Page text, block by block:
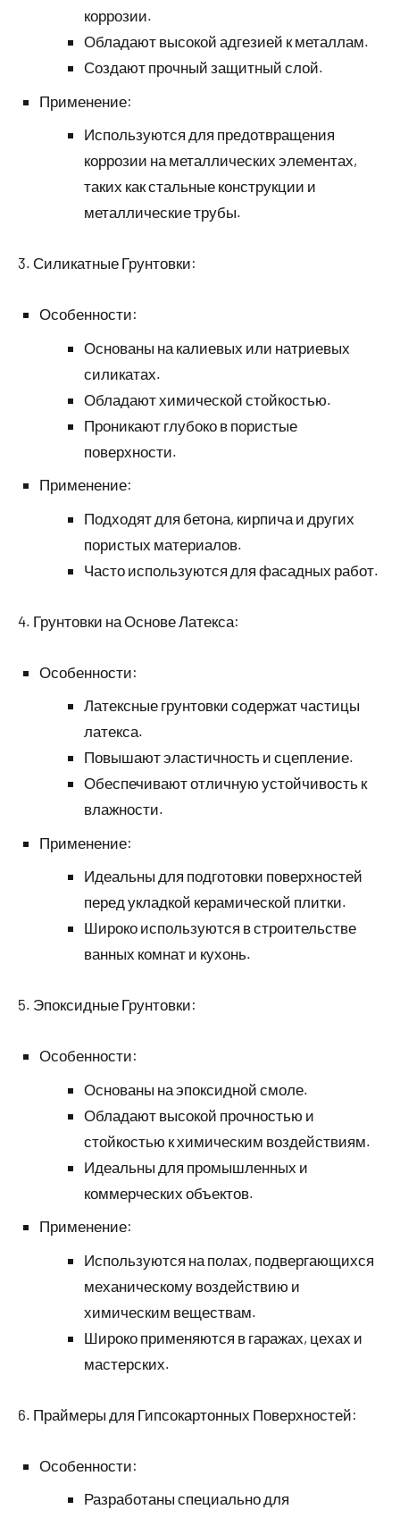
коррозии.
Обладают высокой адгезией к металлам.
Создают прочный защитный слой.
Применение:
Используются для предотвращения
коррозии на металлических элементах,
таких как стальные конструкции и
металлические трубы.
3. Силикатные Грунтовки:
Особенности:
Основаны на калиевых или натриевых
силикатах.
Обладают химической стойкостью.
Проникают глубоко в пористые
поверхности.
Применение:
Подходят для бетона, кирпича и других
пористых материалов.
Часто используются для фасадных работ.
4. Грунтовки на Основе Латекса:
Особенности:
Латексные грунтовки содержат частицы
латекса.
Повышают эластичность и сцепление.
Обеспечивают отличную устойчивость к
влажности.
Применение:
Идеальны для подготовки поверхностей
перед укладкой керамической плитки.
Широко используются в строительстве
ванных комнат и кухонь.
5. Эпоксидные Грунтовки:
Особенности:
Основаны на эпоксидной смоле.
Обладают высокой прочностью и
стойкостью к химическим воздействиям.
Идеальны для промышленных и
коммерческих объектов.
Применение:
Используются на полах, подвергающихся
механическому воздействию и
химическим веществам.
Широко применяются в гаражах, цехах и
мастерских.
6. Праймеры для Гипсокартонных Поверхностей:
Особенности:
Разработаны специально для